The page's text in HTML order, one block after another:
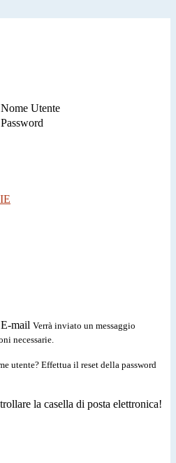
Nome Utente
Password
E-mail Verrà inviato un messaggio
necessarie.
utente? Effettua il reset della password
la casella di posta elettronica!